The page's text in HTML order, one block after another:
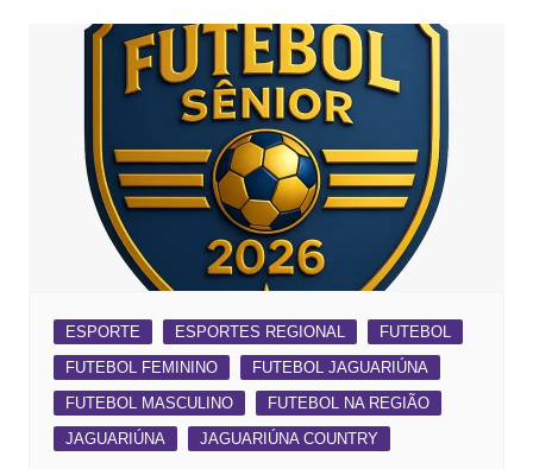
ESPORTE ESPORTES REGIONAL
FUTEBOL
FUTEBOL FEMININO
FUTEBOL JAGUARIÚNA
FUTEBOL MASCULINO
FUTEBOL NA REGIÃO
JAGUARIÚNA
JAGUARIÚNA COUNTRY